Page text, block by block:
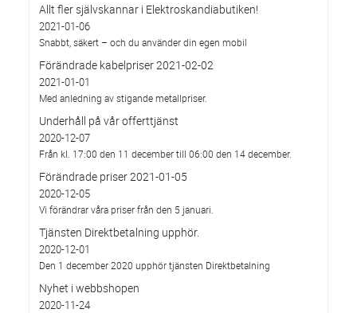
Allt fler självskannar i Elektroskandiabutiken!
2021-01-06
Snabbt, säkert – och du använder din egen mobil
Förändrade kabelpriser 2021-02-02
2021-01-01
Med anledning av stigande metallpriser.
Underhåll på vår offerttjänst
2020-12-07
Från kl. 17:00 den 11 december till 06:00 den 14 december.
Förändrade priser 2021-01-05
2020-12-05
Vi förändrar våra priser från den 5 januari.
Tjänsten Direktbetalning upphör.
2020-12-01
Den 1 december 2020 upphör tjänsten Direktbetalning
Nyhet i webbshopen
2020-11-24